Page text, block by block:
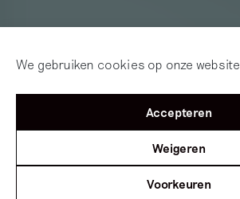
We gebruiken cookies op onze website
Accepteren
Weigeren
Voorkeuren